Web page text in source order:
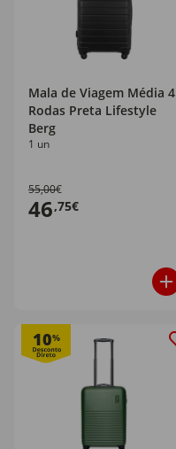
Mala de Viagem Média 4
Rodas Preta Lifestyle
Berg
1 un
55,00€
46,75€
10%